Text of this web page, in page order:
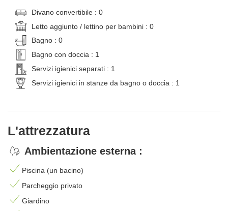
Divano convertibile : 0
Letto aggiunto / lettino per bambini : 0
Bagno : 0
Bagno con doccia : 1
Servizi igienici separati : 1
Servizi igienici in stanze da bagno o doccia : 1
L'attrezzatura
Ambientazione esterna :
Piscina (un bacino)
Parcheggio privato
Giardino